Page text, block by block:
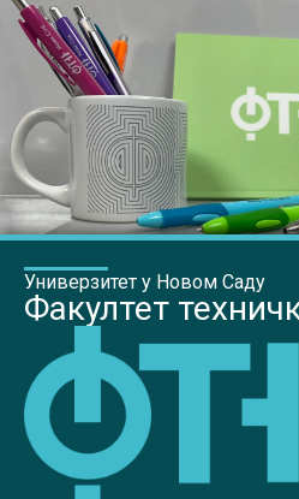
Универзитет у Новом Саду
Факултет